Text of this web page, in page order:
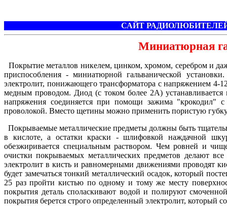
САЙТ
Миниатюрная
Покрытие металлов никелем, цинком, хромом, серебром и
приспособления - миниатюрной гальванической
электролит, понижающего трансформатора с напряжением 4-
медным проводом. Диод (с током более 2А)
напряжения соединяется при помощи зажима
проволокой. Вместо щетины можно применить пористую
Покрываемые металлические предметы должны быть
в кислоте, а остатки краски - шлифовкой наждачной
обезжиривается специальным раствором. Чем ровней и
очистки покрываемых металлических предметов делают
электролит в кисть и равномерными движениями проводят
будет замечаться тонкий металлический осадок, который
25 раз пройти кистью по одному и тому же месту
покрытия деталь споласкивают водой и полируют
покрытия берется строго определенный электролит, который